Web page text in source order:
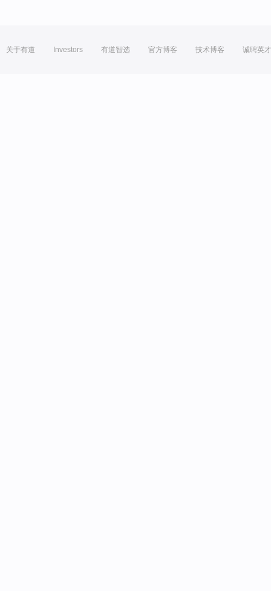
关于有道 Investors 有道智选 官方博客 技术博客 诚聘英才